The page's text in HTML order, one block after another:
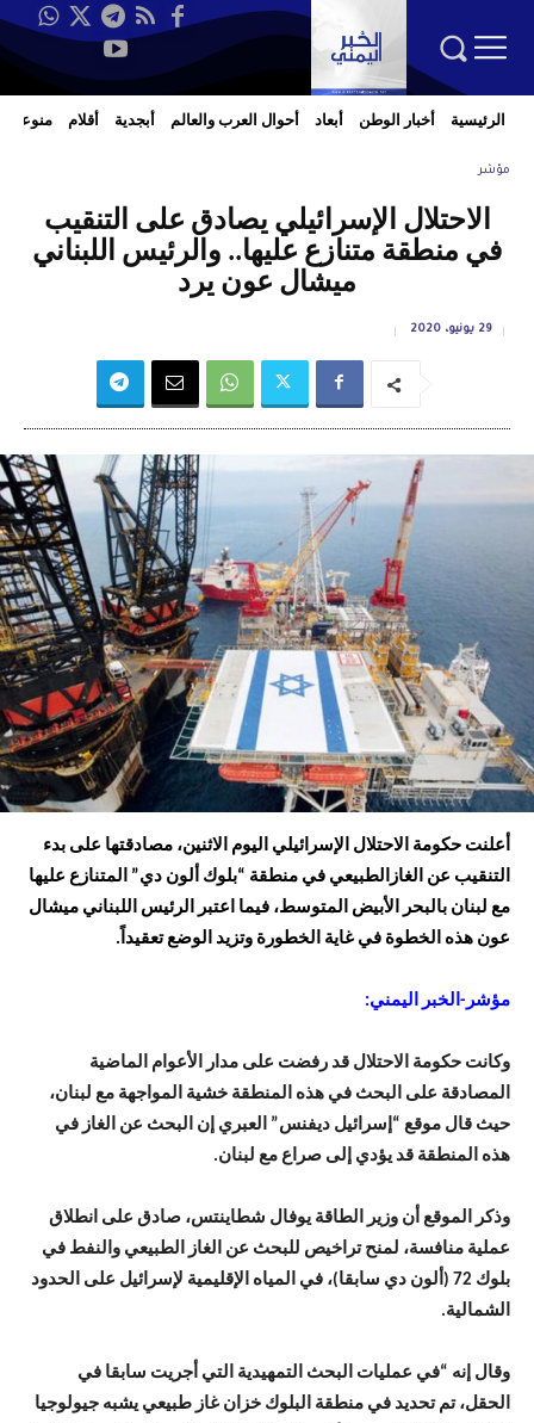
الرئيسية أخبار الوطن أبعاد أحوال العرب والعالم أبجدية أقلام منوعات
مؤشر
الاحتلال الإسرائيلي يصادق على التنقيب
في منطقة متنازع عليها.. والرئيس اللبناني
ميشال عون يرد
29 يونيو، 2020
أعلنت حكومة الاحتلال الإسرائيلي اليوم الاثنين، مصادقتها على بدء
التنقيب عن الغازالطبيعي في منطقة “بلوك ألون دي” المتنازع عليها
مع لبنان بالبحر الأبيض المتوسط، فيما اعتبر الرئيس اللبناني ميشال
عون هذه الخطوة في غاية الخطورة وتزيد الوضع تعقيداً.
مؤشر-الخبر اليمني:
وكانت حكومة الاحتلال قد رفضت على مدار الأعوام الماضية
المصادقة على البحث في هذه المنطقة خشية المواجهة مع لبنان،
حيث قال موقع “إسرائيل ديفنس” العبري إن البحث عن الغاز في
هذه المنطقة قد يؤدي إلى صراع مع لبنان.
وذكر الموقع أن وزير الطاقة يوفال شطاينتس، صادق على انطلاق
عملية منافسة، لمنح تراخيص للبحث عن الغاز الطبيعي والنفط في
بلوك 72 (ألون دي سابقا)، في المياه الإقليمية لإسرائيل على الحدود
الشمالية.
وقال إنه “في عمليات البحث التمهيدية التي أجريت سابقا في
الحقل، تم تحديد في منطقة البلوك خزان غاز طبيعي يشبه جيولوجيا